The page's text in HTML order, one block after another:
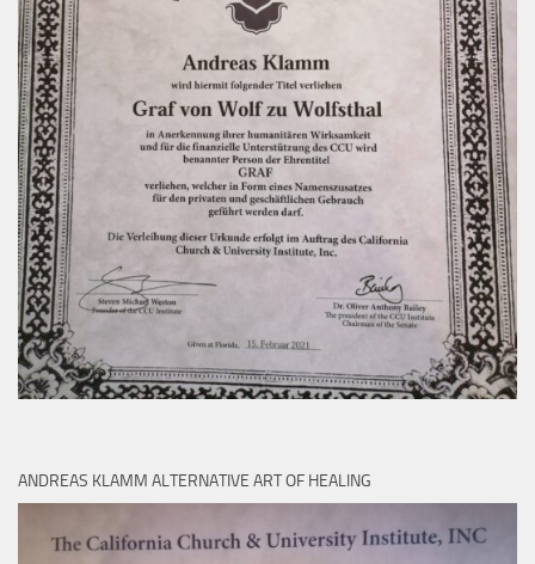
ANDREAS KLAMM ALTERNATIVE ART OF HEALING